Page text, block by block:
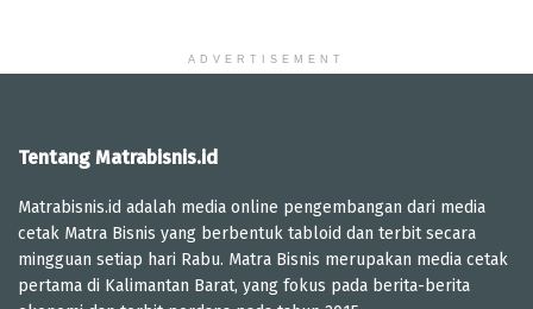
ADVERTISEMENT
Tentang Matrabisnis.id
Matrabisnis.id adalah media online pengembangan dari media
cetak Matra Bisnis yang berbentuk tabloid dan terbit secara
mingguan setiap hari Rabu. Matra Bisnis merupakan media cetak
pertama di Kalimantan Barat, yang fokus pada berita-berita